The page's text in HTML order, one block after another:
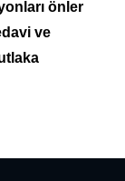
önler
ve